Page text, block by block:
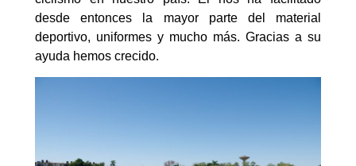
desde entonces la mayor parte del material
deportivo, uniformes y mucho más. Gracias a su
ayuda hemos crecido.